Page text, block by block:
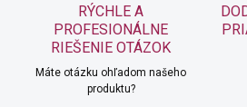
RÝCHLE A
PROFESIONÁLNE
RIEŠENIE OTÁZOK
Máte otázku ohľadom našeho
produktu?